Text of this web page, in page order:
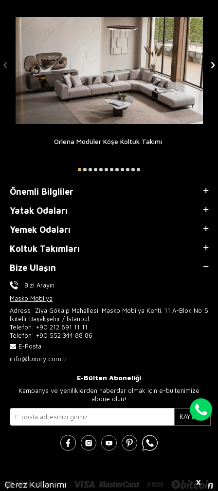
X
Çerez Kullanımı
Orlena Modüler Köşe Koltuk Takımı
Önemli Bilgliler
Yatak Odaları
Yemek Odaları
Koltuk Takımları
Bize Ulaşın
Bizi Arayın
Masko Mobilya
Adress: Ziya Gökalp Mahallesi. Masko Mobilya Kenti. 11 A-Blok No:5
İkitelli-Başakşehir / İstanbul
Telefon: +90 212 691 11 11
Telefon: +90 552 344 88 86
E-Posta
info@luxury.com.tr
E-Bülten Aboneliği
Kampanya ve yeniliklerden haberdar olmak için e-bültenimize
abone olun!
KAYIT OL